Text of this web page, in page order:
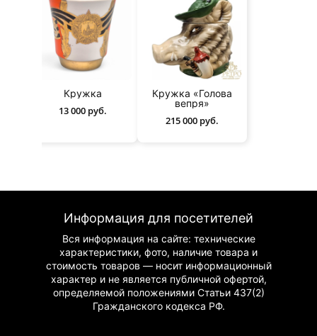
Кружка
13 000 руб.
Кружка «Голова
вепря»
215 000 руб.
Информация для посетителей
Вся информация на сайте: технические
характеристики, фото, наличие товара и
стоимость товаров — носит информационный
характер и не является публичной офертой,
определяемой положениями Статьи 437(2)
Гражданскогокодекса РФ.